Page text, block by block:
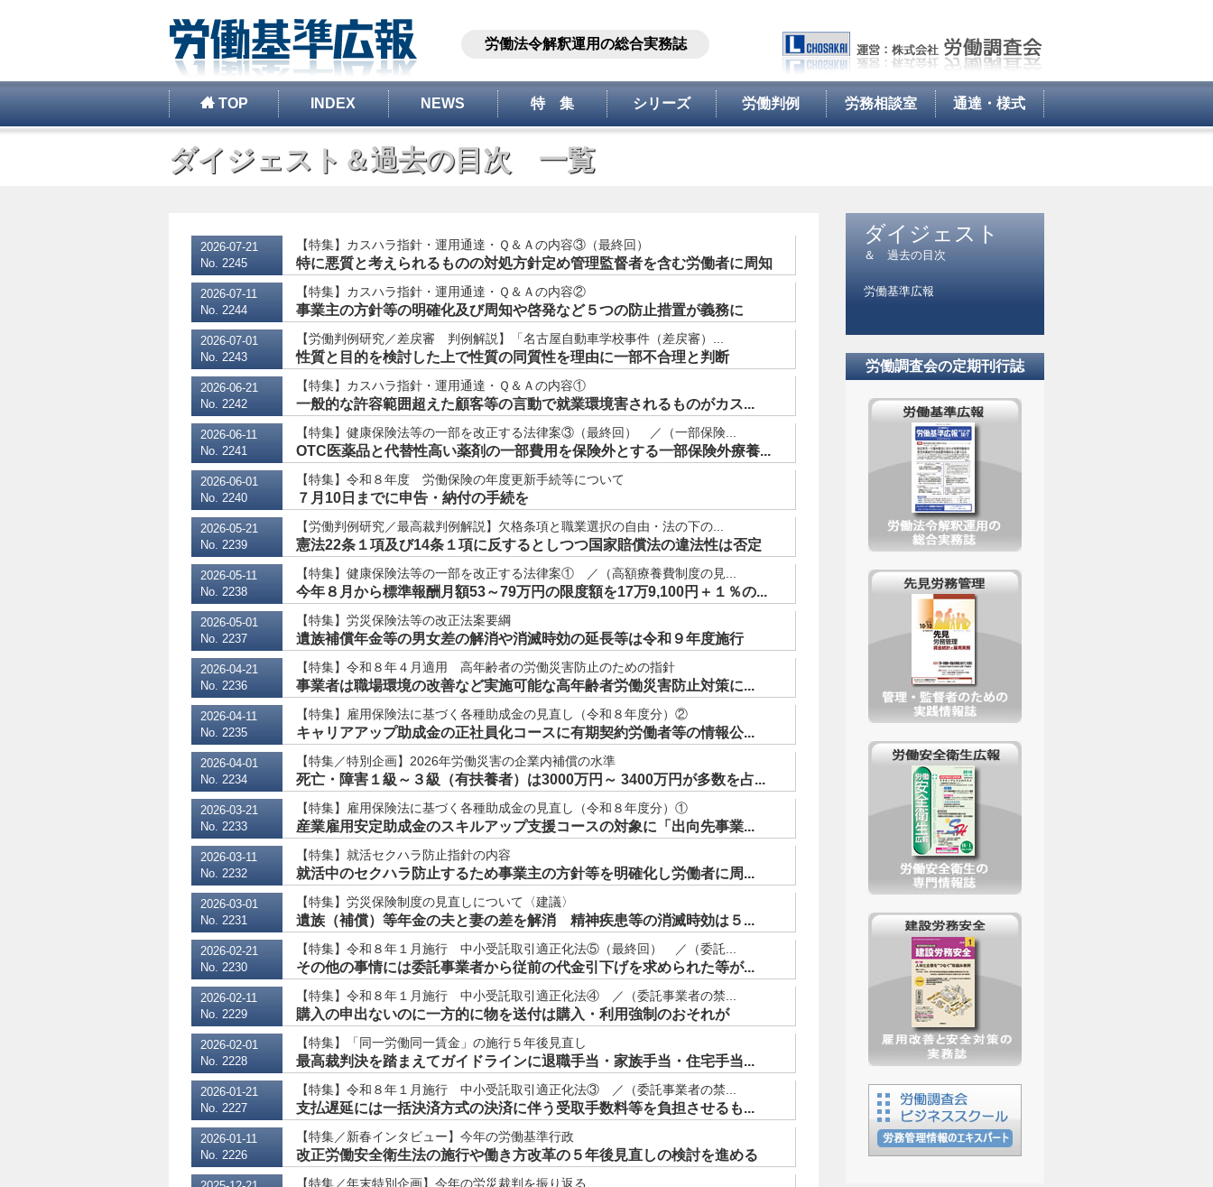
労働法令解釈運用の総合実務誌
TOP INDEX NEWS 特 集 シリーズ 労働判例 労務相談室 通達・様式
ダイジェスト＆過去の目次 一覧
2026-07-21
No. 2245
【特集】カスハラ指針・運用通達・Ｑ＆Ａの内容③（最終回）
特に悪質と考えられるものの対処方針定め管理監督者を含む労働者に周知
2026-07-11
No. 2244
【特集】カスハラ指針・運用通達・Ｑ＆Ａの内容②
事業主の方針等の明確化及び周知や啓発など５つの防止措置が義務に
2026-07-01
No. 2243
【労働判例研究／差戻審 判例解説】「名古屋自動車学校事件（差戻審）...
性質と目的を検討した上で性質の同質性を理由に一部不合理と判断
2026-06-21
No. 2242
【特集】カスハラ指針・運用通達・Ｑ＆Ａの内容①
一般的な許容範囲超えた顧客等の言動で就業環境害されるものがカス...
2026-06-11
No. 2241
【特集】健康保険法等の一部を改正する法律案③（最終回） ／（一部保険...
OTC医薬品と代替性高い薬剤の一部費用を保険外とする一部保険外療養...
2026-06-01
No. 2240
【特集】令和８年度 労働保険の年度更新手続等について
７月10日までに申告・納付の手続を
2026-05-21
No. 2239
【労働判例研究／最高裁判例解説】欠格条項と職業選択の自由・法の下の...
憲法22条１項及び14条１項に反するとしつつ国家賠償法の違法性は否定
2026-05-11
No. 2238
【特集】健康保険法等の一部を改正する法律案① ／（高額療養費制度の見...
今年８月から標準報酬月額53～79万円の限度額を17万9,100円＋１％の...
2026-05-01
No. 2237
【特集】労災保険法等の改正法案要綱
遺族補償年金等の男女差の解消や消滅時効の延長等は令和９年度施行
2026-04-21
No. 2236
【特集】令和８年４月適用 高年齢者の労働災害防止のための指針
事業者は職場環境の改善など実施可能な高年齢者労働災害防止対策に...
2026-04-11
No. 2235
【特集】雇用保険法に基づく各種助成金の見直し（令和８年度分）②
キャリアアップ助成金の正社員化コースに有期契約労働者等の情報公...
2026-04-01
No. 2234
【特集／特別企画】2026年労働災害の企業内補償の水準
死亡・障害１級～３級（有扶養者）は3000万円～ 3400万円が多数を占...
2026-03-21
No. 2233
【特集】雇用保険法に基づく各種助成金の見直し（令和８年度分）①
産業雇用安定助成金のスキルアップ支援コースの対象に「出向先事業...
2026-03-11
No. 2232
【特集】就活セクハラ防止指針の内容
就活中のセクハラ防止するため事業主の方針等を明確化し労働者に周...
2026-03-01
No. 2231
【特集】労災保険制度の見直しについて〈建議〉
遺族（補償）等年金の夫と妻の差を解消 精神疾患等の消滅時効は５...
2026-02-21
No. 2230
【特集】令和８年１月施行 中小受託取引適正化法⑤（最終回） ／（委託...
その他の事情には委託事業者から従前の代金引下げを求められた等が...
2026-02-11
No. 2229
【特集】令和８年１月施行 中小受託取引適正化法④ ／（委託事業者の禁...
購入の申出ないのに一方的に物を送付は購入・利用強制のおそれが
2026-02-01
No. 2228
【特集】「同一労働同一賃金」の施行５年後見直し
最高裁判決を踏まえてガイドラインに退職手当・家族手当・住宅手当...
2026-01-21
No. 2227
【特集】令和８年１月施行 中小受託取引適正化法③ ／（委託事業者の禁...
支払遅延には一括決済方式の決済に伴う受取手数料等を負担させるも...
2026-01-11
No. 2226
【特集／新春インタビュー】今年の労働基準行政
改正労働安全衛生法の施行や働き方改革の５年後見直しの検討を進める
【特集／年末特別企画】今年の労災裁判を振り返る
ダイジェスト
＆ 過去の目次
労働基準広報
労働調査会の定期刊行誌